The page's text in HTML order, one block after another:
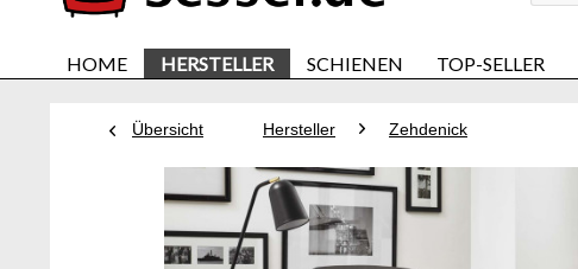
HOME HERSTELLER SCHIENEN TOP-SELLER
Übersicht Hersteller Zehdenick